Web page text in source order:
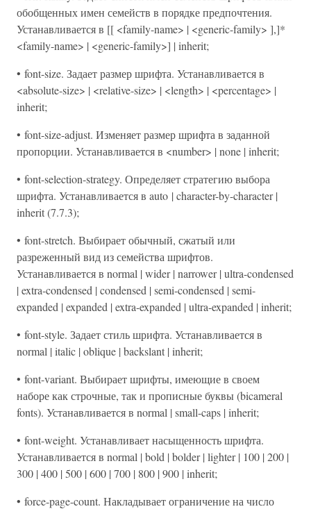
обобщенных имен семейств в порядке предпочтения.
Устанавливается в [[ <family-name> | <generic-family> ],]*
<family-name> | <generic-family>] | inherit;
• font-size. Задает размер шрифта. Устанавливается в
<absolute-size> | <relative-size> | <length> | <percentage> |
inherit;
• font-size-adjust. Изменяет размер шрифта в заданной
пропорции. Устанавливается в <number> | none | inherit;
• font-selection-strategy. Определяет стратегию выбора
шрифта. Устанавливается в auto | character-by-character |
inherit (7.7.3);
• font-stretch. Выбирает обычный, сжатый или
разреженный вид из семейства шрифтов.
Устанавливается в normal | wider | narrower | ultra-condensed
| extra-condensed | condensed | semi-condensed | semi-
expanded | expanded | extra-expanded | ultra-expanded | inherit;
• font-style. Задает стиль шрифта. Устанавливается в
normal | italic | oblique | backslant | inherit;
• font-variant. Выбирает шрифты, имеющие в своем
наборе как строчные, так и прописные буквы (bicameral
fonts). Устанавливается в normal | small-caps | inherit;
• font-weight. Устанавливает насыщенность шрифта.
Устанавливается в normal | bold | bolder | lighter | 100 | 200 |
300 | 400 | 500 | 600 | 700 | 800 | 900 | inherit;
• force-page-count. Накладывает ограничение на число